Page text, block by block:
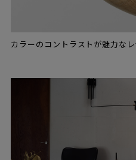
カラーのコントラストが魅力な